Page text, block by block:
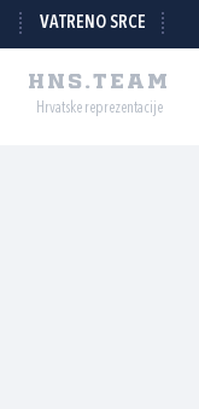
VATRENO SRCE
HNS.TEAM
Hrvatske reprezentacije